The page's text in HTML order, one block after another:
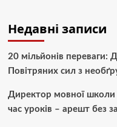
Недавні записи
20 мільйонів переваги:
Повітряних сил з
Директор мовної школи
час уроків – арешт без